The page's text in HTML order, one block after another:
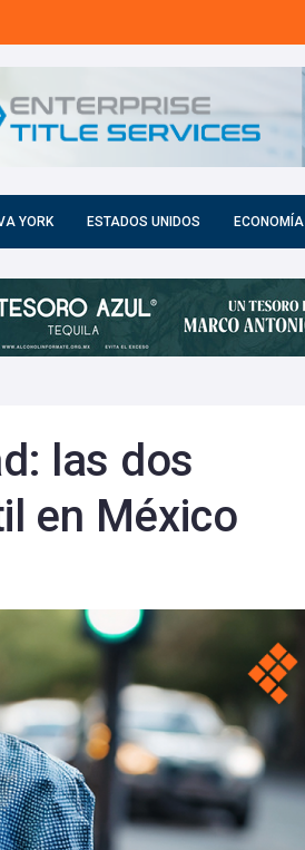
YORK ESTADOS UNIDOS ECONOMÍA
las dos
en México